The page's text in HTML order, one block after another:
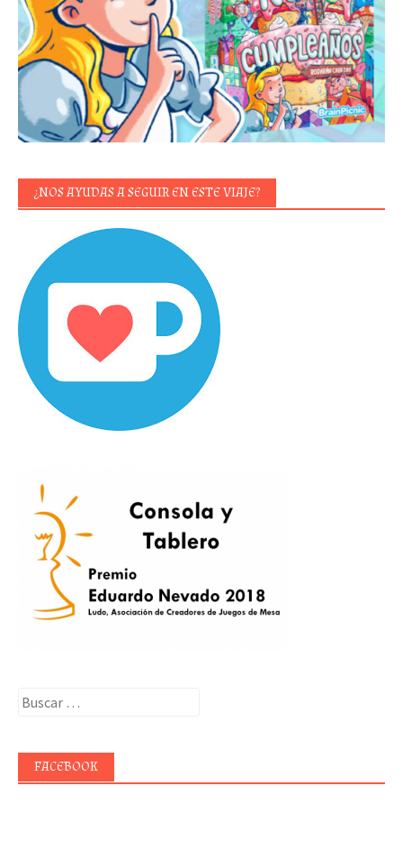
¿NOS AYUDAS A SEGUIR EN ESTE VIAJE?
Buscar:
FACEBOOK